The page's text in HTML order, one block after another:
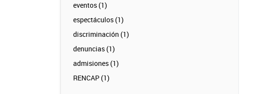
eventos (1)
espectáculos (1)
discriminación (1)
denuncias (1)
admisiones (1)
RENCAP (1)